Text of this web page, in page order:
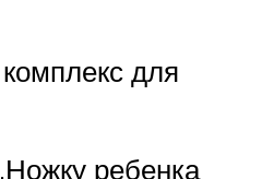
для
ребенка